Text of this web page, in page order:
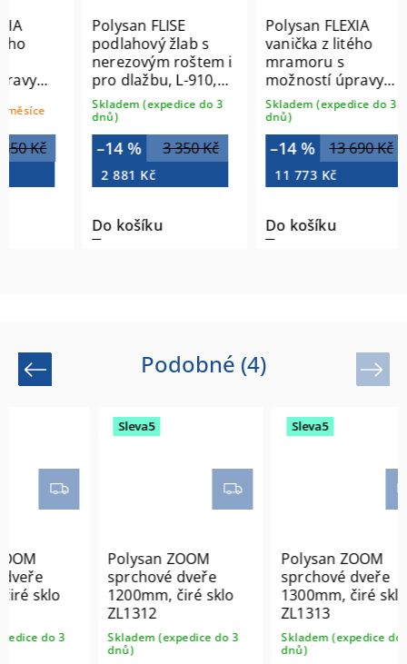
Kč
Polysan FLISE
podlahový žlab s
nerezovým roštem i
pro dlažbu, L-910,
DN50 73691
Skladem (expedice do 3
dnů)
3 350 Kč
–14 %
2 881 Kč
Do košíku
Polysan FLEXIA
vanička z litého
mramoru s
možností úpravy
rozměru, 160x75cm
72921
Skladem (expedice do 3
dnů)
13 690 Kč
–14 %
11 773 Kč
Do košíku
Podobné (4)
Previous
3
Polysan ZOOM
sprchové dveře
1200mm, čiré sklo
ZL1312
Skladem (expedice do 3
Polysan ZOOM
sprchové dveře
1300mm, čiré sklo
ZL1313
Skladem (expedice do 3
Next